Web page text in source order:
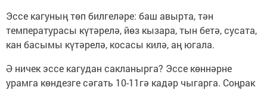
Эссе кагуның төп билгеләре: баш авырта, тән
температурасы күтәрелә, йөз кызара, тын бетә, сусата,
кан басымы күтәрелә, косасы килә, аң югала.
Ә ничек эссе кагудан сакланырга? Эссе көннәрне
урамга көндезге сәгать 10-11гә кадәр чыгарга. Соңрак